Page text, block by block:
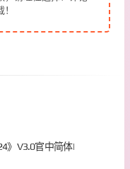
》V3.0官中简体|